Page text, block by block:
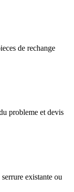
de rechange
probleme et devis
existante ou